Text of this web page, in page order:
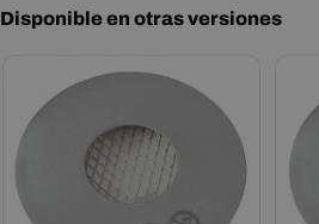
Disponible en otras versiones